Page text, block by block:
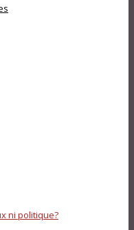
ni politique?